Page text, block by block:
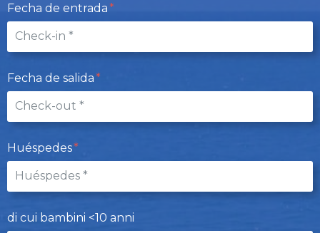
Fecha de entrada
Fecha de salida
Huéspedes
di cui bambini <10 anni